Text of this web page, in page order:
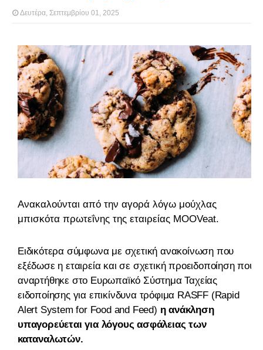
Δευτέρα, Σεπτεμβρίου 01, 2025
Ανακαλούνται από την αγορά λόγω μούχλας
μπισκότα πρωτεΐνης της εταιρείας MOOVeat.
Ειδικότερα σύμφωνα με σχετική ανακοίνωση που
εξέδωσε η εταιρεία και σε σχετική προειδοποίηση που
αναρτήθηκε στο Ευρωπαϊκό Σύστημα Ταχείας
ειδοποίησης για επικίνδυνα τρόφιμα RASFF (Rapid
Alert System for Food and Feed) η ανάκληση
υπαγορεύεται για λόγους ασφάλειας των
καταναλωτών.